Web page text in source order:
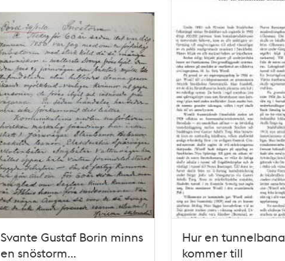
Svante Gustaf Borin minns
en snöstorm...
Hur en tunnelbana
kommer till